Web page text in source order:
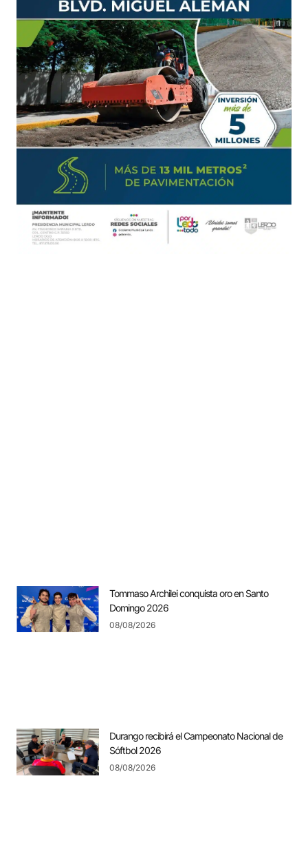
Tommaso Archilei conquista oro en Santo
Domingo 2026
08/08/2026
Durango recibirá el Campeonato Nacional de
Sóftbol 2026
08/08/2026